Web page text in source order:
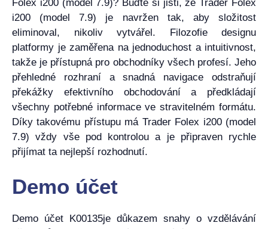
Folex i200 (model 7.9)? Buďte si jisti, že Trader Folex
i200 (model 7.9) je navržen tak, aby složitost
eliminoval, nikoliv vytvářel. Filozofie designu
platformy je zaměřena na jednoduchost a intuitivnost,
takže je přístupná pro obchodníky všech profesí. Jeho
přehledné rozhraní a snadná navigace odstraňují
překážky efektivního obchodování a předkládají
všechny potřebné informace ve stravitelném formátu.
Díky takovému přístupu má Trader Folex i200 (model
7.9) vždy vše pod kontrolou a je připraven rychle
přijímat ta nejlepší rozhodnutí.
Demo účet
Demo účet K00135je důkazem snahy o vzdělávání